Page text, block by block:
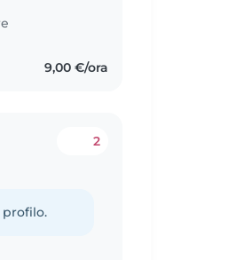
9,00 €/ora
2
profilo.